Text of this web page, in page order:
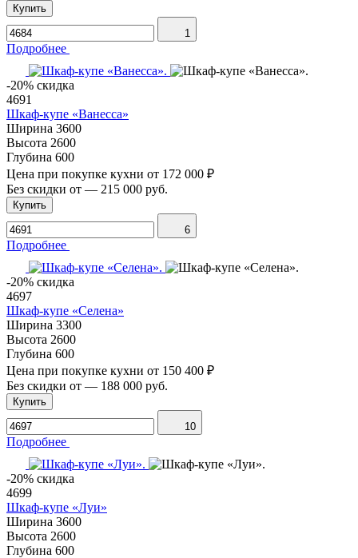
Купить
1
Подробнее
-20% скидка
4691
Шкаф-купе «Ванесса»
Ширина 3600
Высота 2600
Глубина 600
Цена при покупке кухни от 172 000 ₽
Без скидки от — 215 000 руб.
Купить
6
Подробнее
-20% скидка
4697
Шкаф-купе «Селена»
Ширина 3300
Высота 2600
Глубина 600
Цена при покупке кухни от 150 400 ₽
Без скидки от — 188 000 руб.
Купить
10
Подробнее
-20% скидка
4699
Шкаф-купе «Луи»
Ширина 3600
Высота 2600
Глубина 600